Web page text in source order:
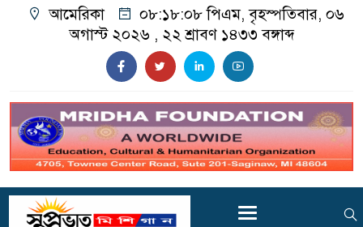
আমেরিকা ০৮:১৮:১০ পিএম, বৃহস্পতিবার, ০৬
অগাস্ট ২০২৬ , ২২ শ্রাবণ ১৪৩৩ বঙ্গাব্দ